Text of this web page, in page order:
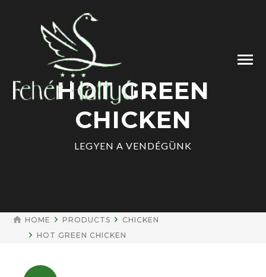
HOT GREEN
CHICKEN
LEGYEN A VENDÉGÜNK
HOME PRODUCTS
CHICKEN
HOT GREEN CHICKEN